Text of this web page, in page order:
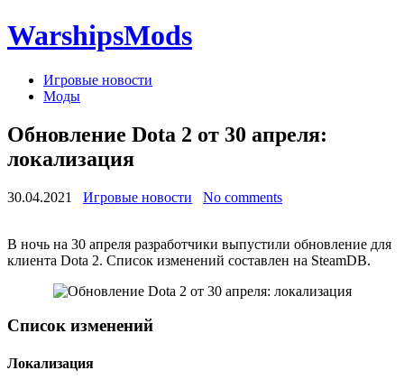
WarshipsMods
Игровые новости
Моды
Обновление Dota 2 от 30 апреля:
локализация
30.04.2021 Игровые новости No comments
В ночь на 30 апреля разработчики выпустили обновление для
клиента Dota 2. Список изменений составлен на SteamDB.
Список изменений
Локализация